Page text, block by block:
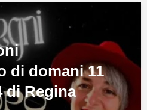
di domani 11
di Regina